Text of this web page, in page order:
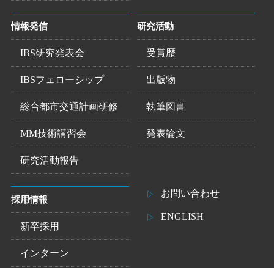
情報発信
IBS研究発表会
IBSフェローシップ
総合都市交通計画研修
MM技術講習会
研究活動報告
研究活動
受賞歴
出版物
執筆図書
発表論文
採用情報
新卒採用
インターン
お問い合わせ
ENGLISH